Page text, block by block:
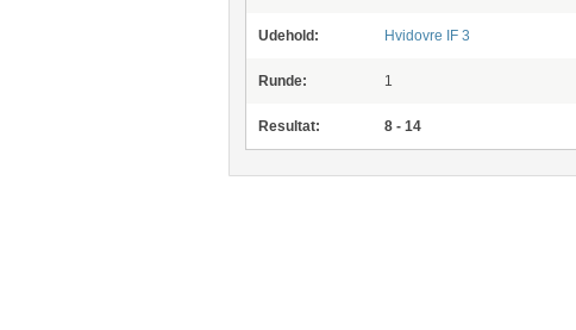
Udehold: Hvidovre IF 3
Runde: 1
Resultat: 8 - 14